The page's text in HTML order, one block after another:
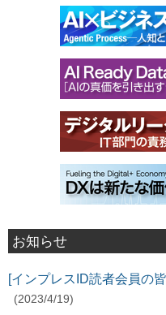
お知らせ
[インプレスID読者会員の
(2023/4/19)